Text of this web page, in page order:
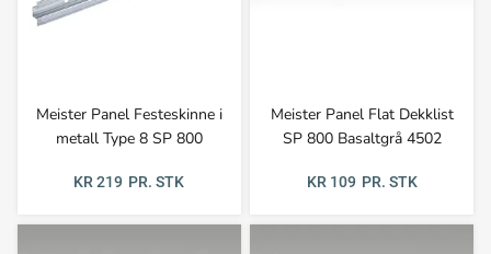
Meister Panel Festeskinne i
metall Type 8 SP 800
KR 219 PR. STK
Meister Panel Flat Dekklist
SP 800 Basaltgrå 4502
KR 109 PR. STK